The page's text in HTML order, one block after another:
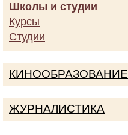
Школы и студии
Курсы
Студии
КИНООБРАЗОВАНИЕ
ЖУРНАЛИСТИКА